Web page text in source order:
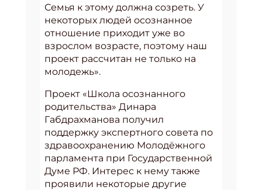
Семья к этому должна созреть. У
некоторых людей осознанное
отношение приходит уже во
взрослом возрасте, поэтому наш
проект рассчитан не только на
молодежь».
Проект «Школа осознанного
родительства» Динара
Габдрахманова получил
поддержку экспертного совета по
здравоохранению Молодёжного
парламента при Государственной
Думе РФ. Интерес к нему также
проявили некоторые другие